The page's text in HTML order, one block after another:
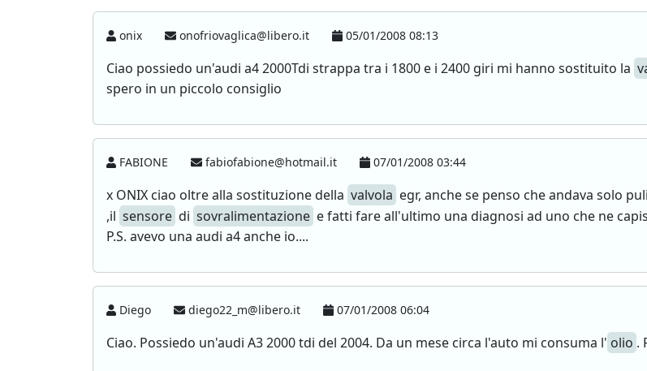
onix onofriovaglica@libero.it 05/01/2008 08:13
Ciao possiedo un'audi a4 2000Tdi strappa tra i 1800 e i 2400 giri mi hanno sostituito la
spero in un piccolo consiglio
FABIONE fabiofabione@hotmail.it 07/01/2008 03:44
x ONIX ciao oltre alla sostituzione della valvola egr, anche se penso che andava solo
,il sensore di sovralimentazione e fatti fare all'ultimo una diagnosi ad uno che ne
P.S. avevo una audi a4 anche io....
Diego diego22_m@libero.it 07/01/2008 06:04
Ciao. Possiedo un'audi A3 2000 tdi del 2004. Da un mese circa l'auto mi consuma l' olio .